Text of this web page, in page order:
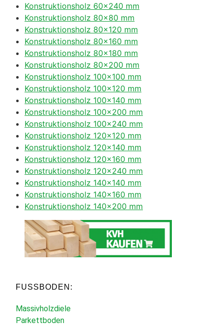
Konstruktionsholz 60×240 mm
Konstruktionsholz 80×80 mm
Konstruktionsholz 80×120 mm
Konstruktionsholz 80×160 mm
Konstruktionsholz 80×180 mm
Konstruktionsholz 80×200 mm
Konstruktionsholz 100×100 mm
Konstruktionsholz 100×120 mm
Konstruktionsholz 100×140 mm
Konstruktionsholz 100×200 mm
Konstruktionsholz 100×240 mm
Konstruktionsholz 120×120 mm
Konstruktionsholz 120×140 mm
Konstruktionsholz 120×160 mm
Konstruktionsholz 120×240 mm
Konstruktionsholz 140×140 mm
Konstruktionsholz 140×160 mm
Konstruktionsholz 140×200 mm
FUSSBODEN:
Massivholzdiele
Parkettboden